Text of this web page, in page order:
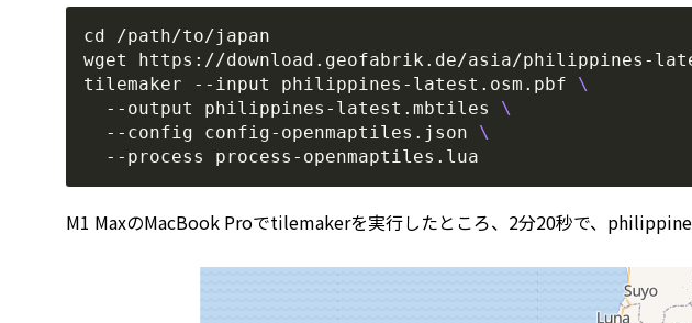
wget https://download.geofabrik.de/asia/philippines-
tilemaker --input philippines-latest.osm.pbf
  --output philippines-latest.mbtiles
  --config config-openmaptiles.json
M1 MaxのMacBook Proでtilemakerを実行したところ、2分20秒で、